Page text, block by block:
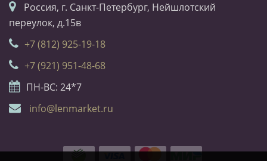
Россия, г. Санкт-Петербург, Нейшлотский
переулок, д.15в
+7 (812) 925-19-18
+7 (921) 951-48-68
ПН-ВС: 24*7
info@lenmarket.ru